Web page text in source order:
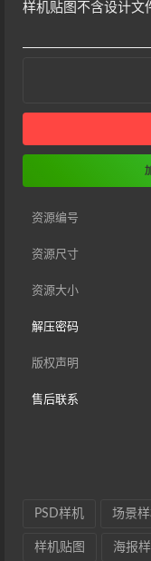
样机贴图不含设计文
资源编号
资源尺寸
资源大小
解压密码
版权声明
售后联系
PSD样机 场景
样机贴图 海报